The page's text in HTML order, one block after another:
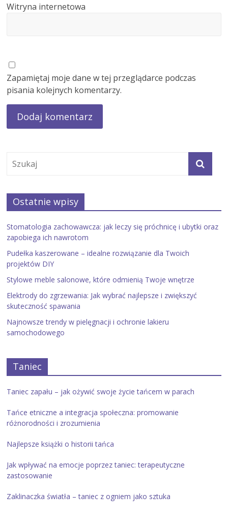
Witryna internetowa
Zapamiętaj moje dane w tej przeglądarce podczas
pisania kolejnych komentarzy.
Ostatnie wpisy
Stomatologia zachowawcza: jak leczy się próchnicę i ubytki oraz
zapobiega ich nawrotom
Pudełka kaszerowane – idealne rozwiązanie dla Twoich
projektów DIY
Stylowe meble salonowe, które odmienią Twoje wnętrze
Elektrody do zgrzewania: Jak wybrać najlepsze i zwiększyć
skuteczność spawania
Najnowsze trendy w pielęgnacji i ochronie lakieru
samochodowego
Taniec
Taniec zapału – jak ożywić swoje życie tańcem w parach
Tańce etniczne a integracja społeczna: promowanie
różnorodności i zrozumienia
Najlepsze książki o historii tańca
Jak wpływać na emocje poprzez taniec: terapeutyczne
zastosowanie
Zaklinaczka światła – taniec z ogniem jako sztuka